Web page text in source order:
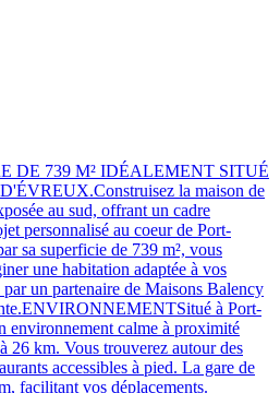
DE 739 M² IDÉALEMENT SITUÉ
la maison de
au sud, offrant un cadre
personnalisé au coeur de Port-
sa superficie de 739 m², vous
une habitation adaptée à vos
un partenaire de Maisons Balency
à Port-
environnement calme à proximité
26 km. Vous trouverez autour des
accessibles à pied. La gare de
facilitant vos déplacements.